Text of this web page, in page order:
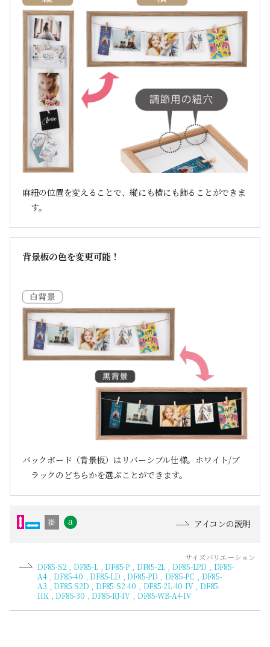
麻紐の位置を変えることで、縦にも横にも飾ることができま
す。
背景板の色を変更可能！
バックボード（背景板）はリバーシブル仕様。ホワイト/ブ
ラックのどちらかを選ぶことができます。
アイコンの説明
サイズバリエーション
DF85-S2
DF85-L DF85-P DF85-2L DF85-LPD
DF85-
A4
DF85-40 DF85-LD DF85-PD DF85-PC
DF85-
A3
DF85-S2D DF85-S2-40 DF85-2L-40-IV
DF85-
HK
DF85-30 DF85-RJ-IV DF85-WB-A4-IV